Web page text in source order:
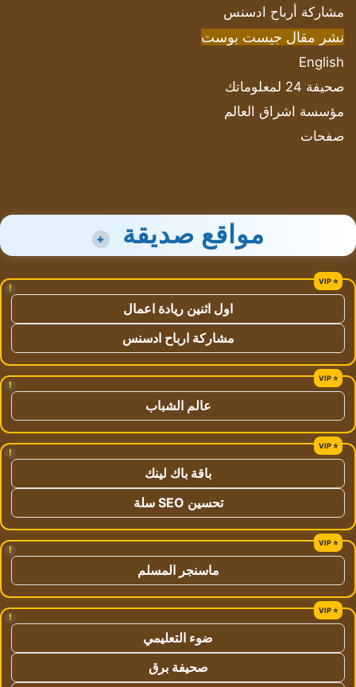
مشاركة أرباح ادسنس
نشر مقال جيست بوست
English
صحيفة 24 لمعلوماتك
مؤسسة اشراق العالم
صفحات
مواقع صديقة +
!
اول اثنين ريادة اعمال
مشاركة ارباح ادسنس
!
عالم الشباب
!
باقة باك لينك
تحسين SEO سلة
!
ماسنجر المسلم
!
ضوء التعليمي
صحيفة برق